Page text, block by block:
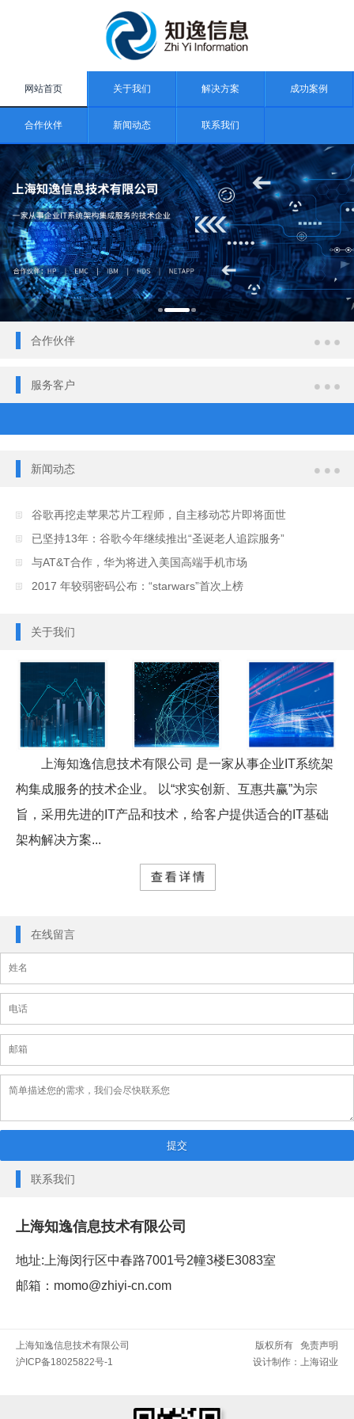
网站首页 关于我们 解决方案 成功案例
合作伙伴 新闻动态 联系我们
合作伙伴
服务客户
新闻动态
谷歌再挖走苹果芯片工程师，自主移动芯片即将面世
已坚持13年：谷歌今年继续推出“圣诞老人追踪服务”
与AT&T合作，华为将进入美国高端手机市场
2017 年较弱密码公布：“starwars”首次上榜
关于我们
上海知逸信息技术有限公司 是一家从事企业IT系统架
构集成服务的技术企业。 以“求实创新、互惠共赢”为宗
旨，采用先进的IT产品和技术，给客户提供适合的IT基础
架构解决方案...
在线留言
联系我们
上海知逸信息技术有限公司
地址:上海闵行区中春路7001号2幢3楼E3083室
邮箱：momo@zhiyi-cn.com
上海知逸信息技术有限公司 版权所有 免责声明
沪ICP备18025822号-1
设计制作： 上海诏业